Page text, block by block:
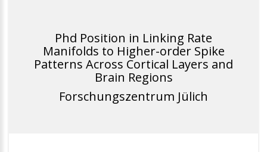
Phd Position in Linking Rate
Manifolds to Higher-order Spike
Patterns Across Cortical Layers and
Brain Regions
Forschungszentrum Jülich